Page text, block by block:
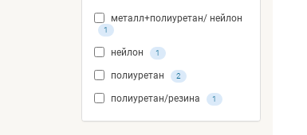
металл+полиуретан/ нейлон
1
нейлон 1
полиуретан 2
полиуретан/резина 1